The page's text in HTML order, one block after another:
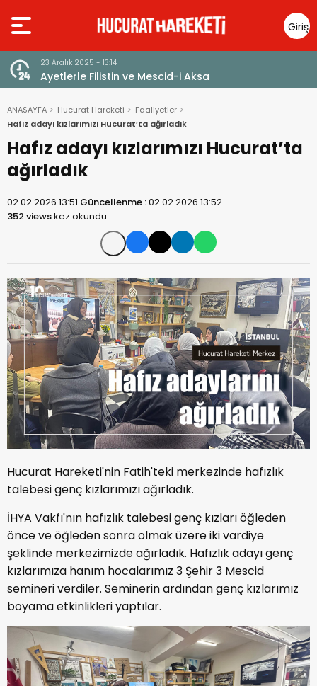
Giriş
Yap
23 Aralık 2025 - 13:14
Ayetlerle Filistin ve Mescid-i Aksa
ANASAYFA Hucurat Hareketi
Faaliyetler
Hafız adayı kızlarımızı Hucurat’ta ağırladık
Hafız adayı kızlarımızı Hucurat’ta
ağırladık
02.02.2026 13:51 Güncellenme :02.02.2026 13:52
352 viewskez okundu
Hucurat Hareketi'nin Fatih'teki merkezinde hafızlık
talebesi genç kızlarımızı ağırladık.
İHYA Vakfı'nın hafızlık talebesi genç kızları öğleden
önce ve öğleden sonra olmak üzere iki vardiye
şeklinde merkezimizde ağırladık. Hafızlık adayı genç
kızlarımıza hanım hocalarımız 3 Şehir 3 Mescid
semineri verdiler. Seminerin ardından genç kızlarımız
boyama etkinlikleri yaptılar.